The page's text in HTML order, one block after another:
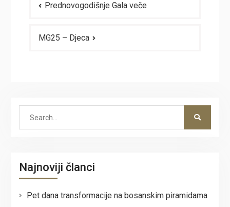
članaka
Prednovogodišnje Gala veče
MG25 – Djeca
Najnoviji članci
Pet dana transformacije na bosanskim piramidama